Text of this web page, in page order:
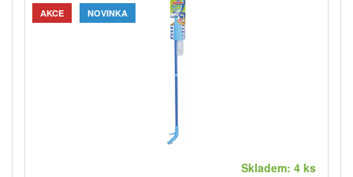
AKCE NOVINKA
Skladem: 4 ks